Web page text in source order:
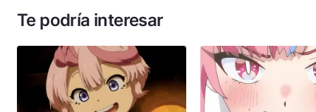
Te podría interesar